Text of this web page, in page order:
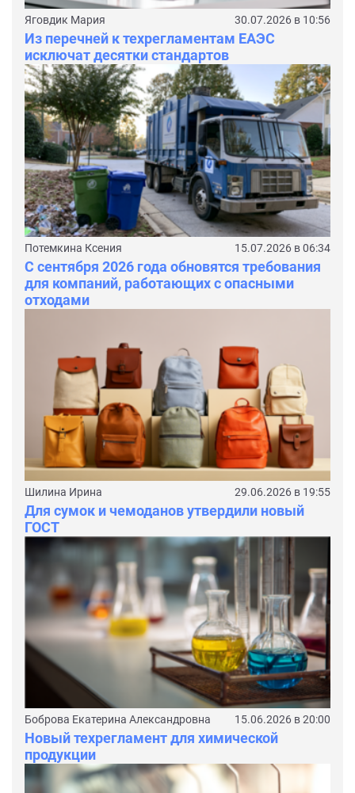
Яговдик Мария 30.07.2026 в 10:56
Из перечней к техрегламентам ЕАЭС
исключат десятки стандартов
Потемкина Ксения 15.07.2026 в 06:34
С сентября 2026 года обновятся требования
для компаний, работающих с опасными
отходами
Шилина Ирина 29.06.2026 в 19:55
Для сумок и чемоданов утвердили новый
ГОСТ
Боброва Екатерина Александровна 15.06.2026 в 20:00
Новый техрегламент для химической
продукции